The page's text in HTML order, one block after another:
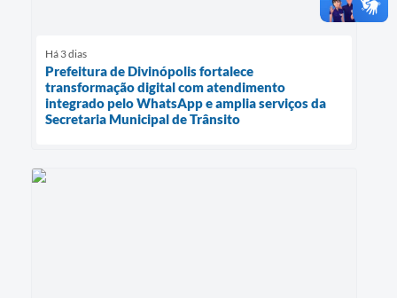
Há 3 dias
Prefeitura de Divinópolis fortalece
transformação digital com atendimento
integrado pelo WhatsApp e amplia serviços da
Secretaria Municipal de Trânsito